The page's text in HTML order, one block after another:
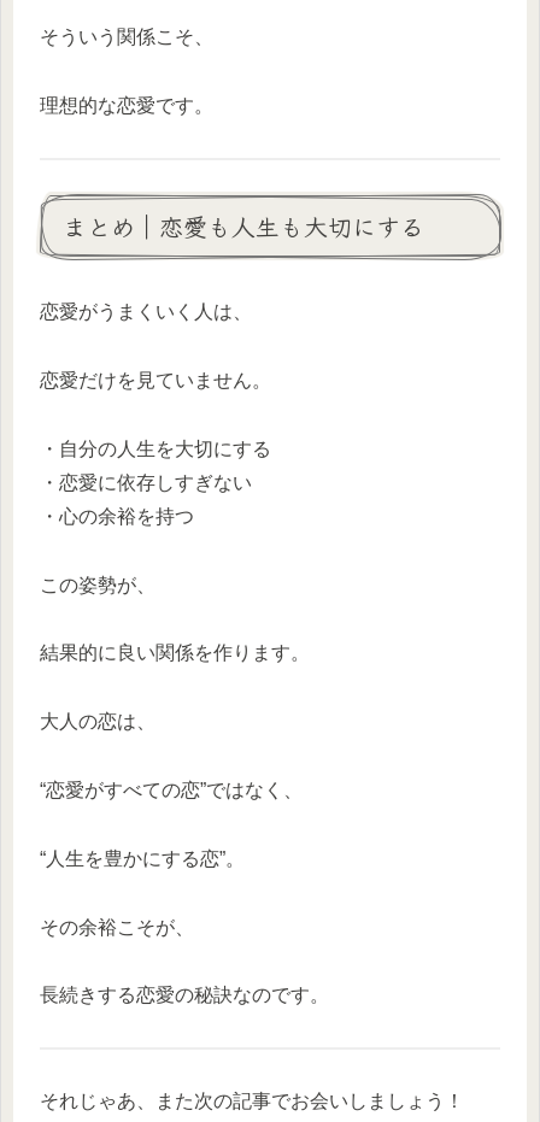
そういう関係こそ、
理想的な恋愛です。
まとめ｜恋愛も人生も大切にする
恋愛がうまくいく人は、
恋愛だけを見ていません。
・自分の人生を大切にする
・恋愛に依存しすぎない
・心の余裕を持つ
この姿勢が、
結果的に良い関係を作ります。
大人の恋は、
“恋愛がすべての恋”ではなく、
“人生を豊かにする恋”。
その余裕こそが、
長続きする恋愛の秘訣なのです。
それじゃあ、また次の記事でお会いしましょう！